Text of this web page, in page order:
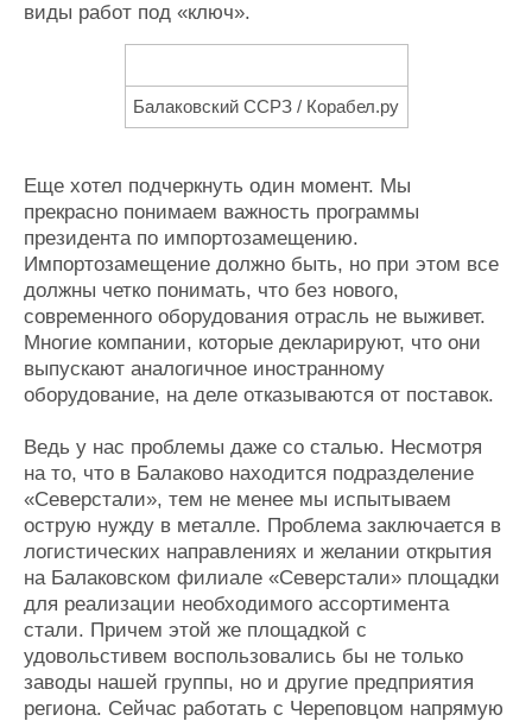
виды работ под «ключ».
Балаковский ССРЗ / Корабел.ру
Еще хотел подчеркнуть один момент. Мы
прекрасно понимаем важность программы
президента по импортозамещению.
Импортозамещение должно быть, но при этом все
должны четко понимать, что без нового,
современного оборудования отрасль не выживет.
Многие компании, которые декларируют, что они
выпускают аналогичное иностранному
оборудование, на деле отказываются от поставок.
Ведь у нас проблемы даже со сталью. Несмотря
на то, что в Балаково находится подразделение
«Северстали», тем не менее мы испытываем
острую нужду в металле. Проблема заключается в
логистических направлениях и желании открытия
на Балаковском филиале «Северстали» площадки
для реализации необходимого ассортимента
стали. Причем этой же площадкой с
удовольстивем воспользовались бы не только
заводы нашей группы, но и другие предприятия
региона. Сейчас работать с Череповцом напрямую